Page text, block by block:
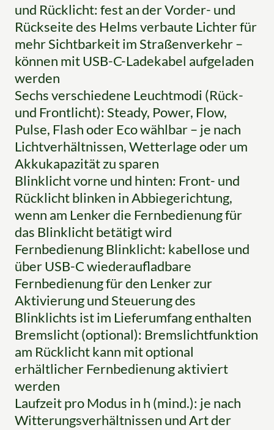
und Rücklicht: fest an der Vorder- und
Rückseite des Helms verbaute Lichter für
mehr Sichtbarkeit im Straßenverkehr –
können mit USB-C-Ladekabel aufgeladen
werden
Sechs verschiedene Leuchtmodi (Rück-
und Frontlicht): Steady, Power, Flow,
Pulse, Flash oder Eco wählbar – je nach
Lichtverhältnissen, Wetterlage oder um
Akkukapazität zu sparen
Blinklicht vorne und hinten: Front- und
Rücklicht blinken in Abbiegerichtung,
wenn am Lenker die Fernbedienung für
das Blinklicht betätigt wird
Fernbedienung Blinklicht: kabellose und
über USB-C wiederaufladbare
Fernbedienung für den Lenker zur
Aktivierung und Steuerung des
Blinklichts ist im Lieferumfang enthalten
Bremslicht (optional): Bremslichtfunktion
am Rücklicht kann mit optional
erhältlicher Fernbedienung aktiviert
werden
Laufzeit pro Modus in h (mind.): je nach
Witterungsverhältnissen und Art der